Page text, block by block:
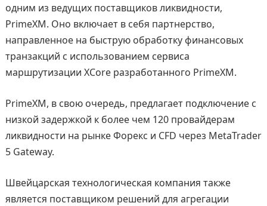
одним из ведущих поставщиков ликвидности,
PrimeXM. Оно включает в себя партнерство,
направленное на быструю обработку финансовых
транзакций с использованием сервиса
маршрутизации XCore разработанного PrimeXM.
PrimeXM, в свою очередь, предлагает подключение с
низкой задержкой к более чем 120 провайдерам
ликвидности на рынке Форекс и CFD через MetaTrader
5 Gateway.
Швейцарская технологическая компания также
является поставщиком решений для агрегации